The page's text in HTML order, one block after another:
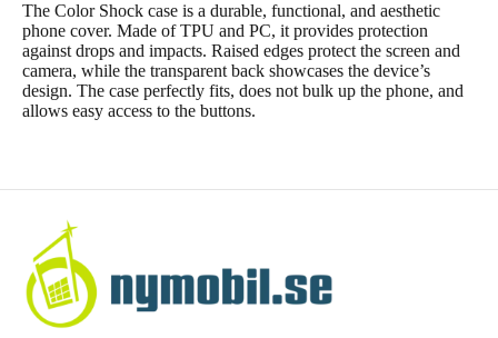
The Color Shock case is a durable, functional, and aesthetic
phone cover. Made of TPU and PC, it provides protection
against drops and impacts. Raised edges protect the screen and
camera, while the transparent back showcases the device’s
design. The case perfectly fits, does not bulk up the phone, and
allows easy access to the buttons.